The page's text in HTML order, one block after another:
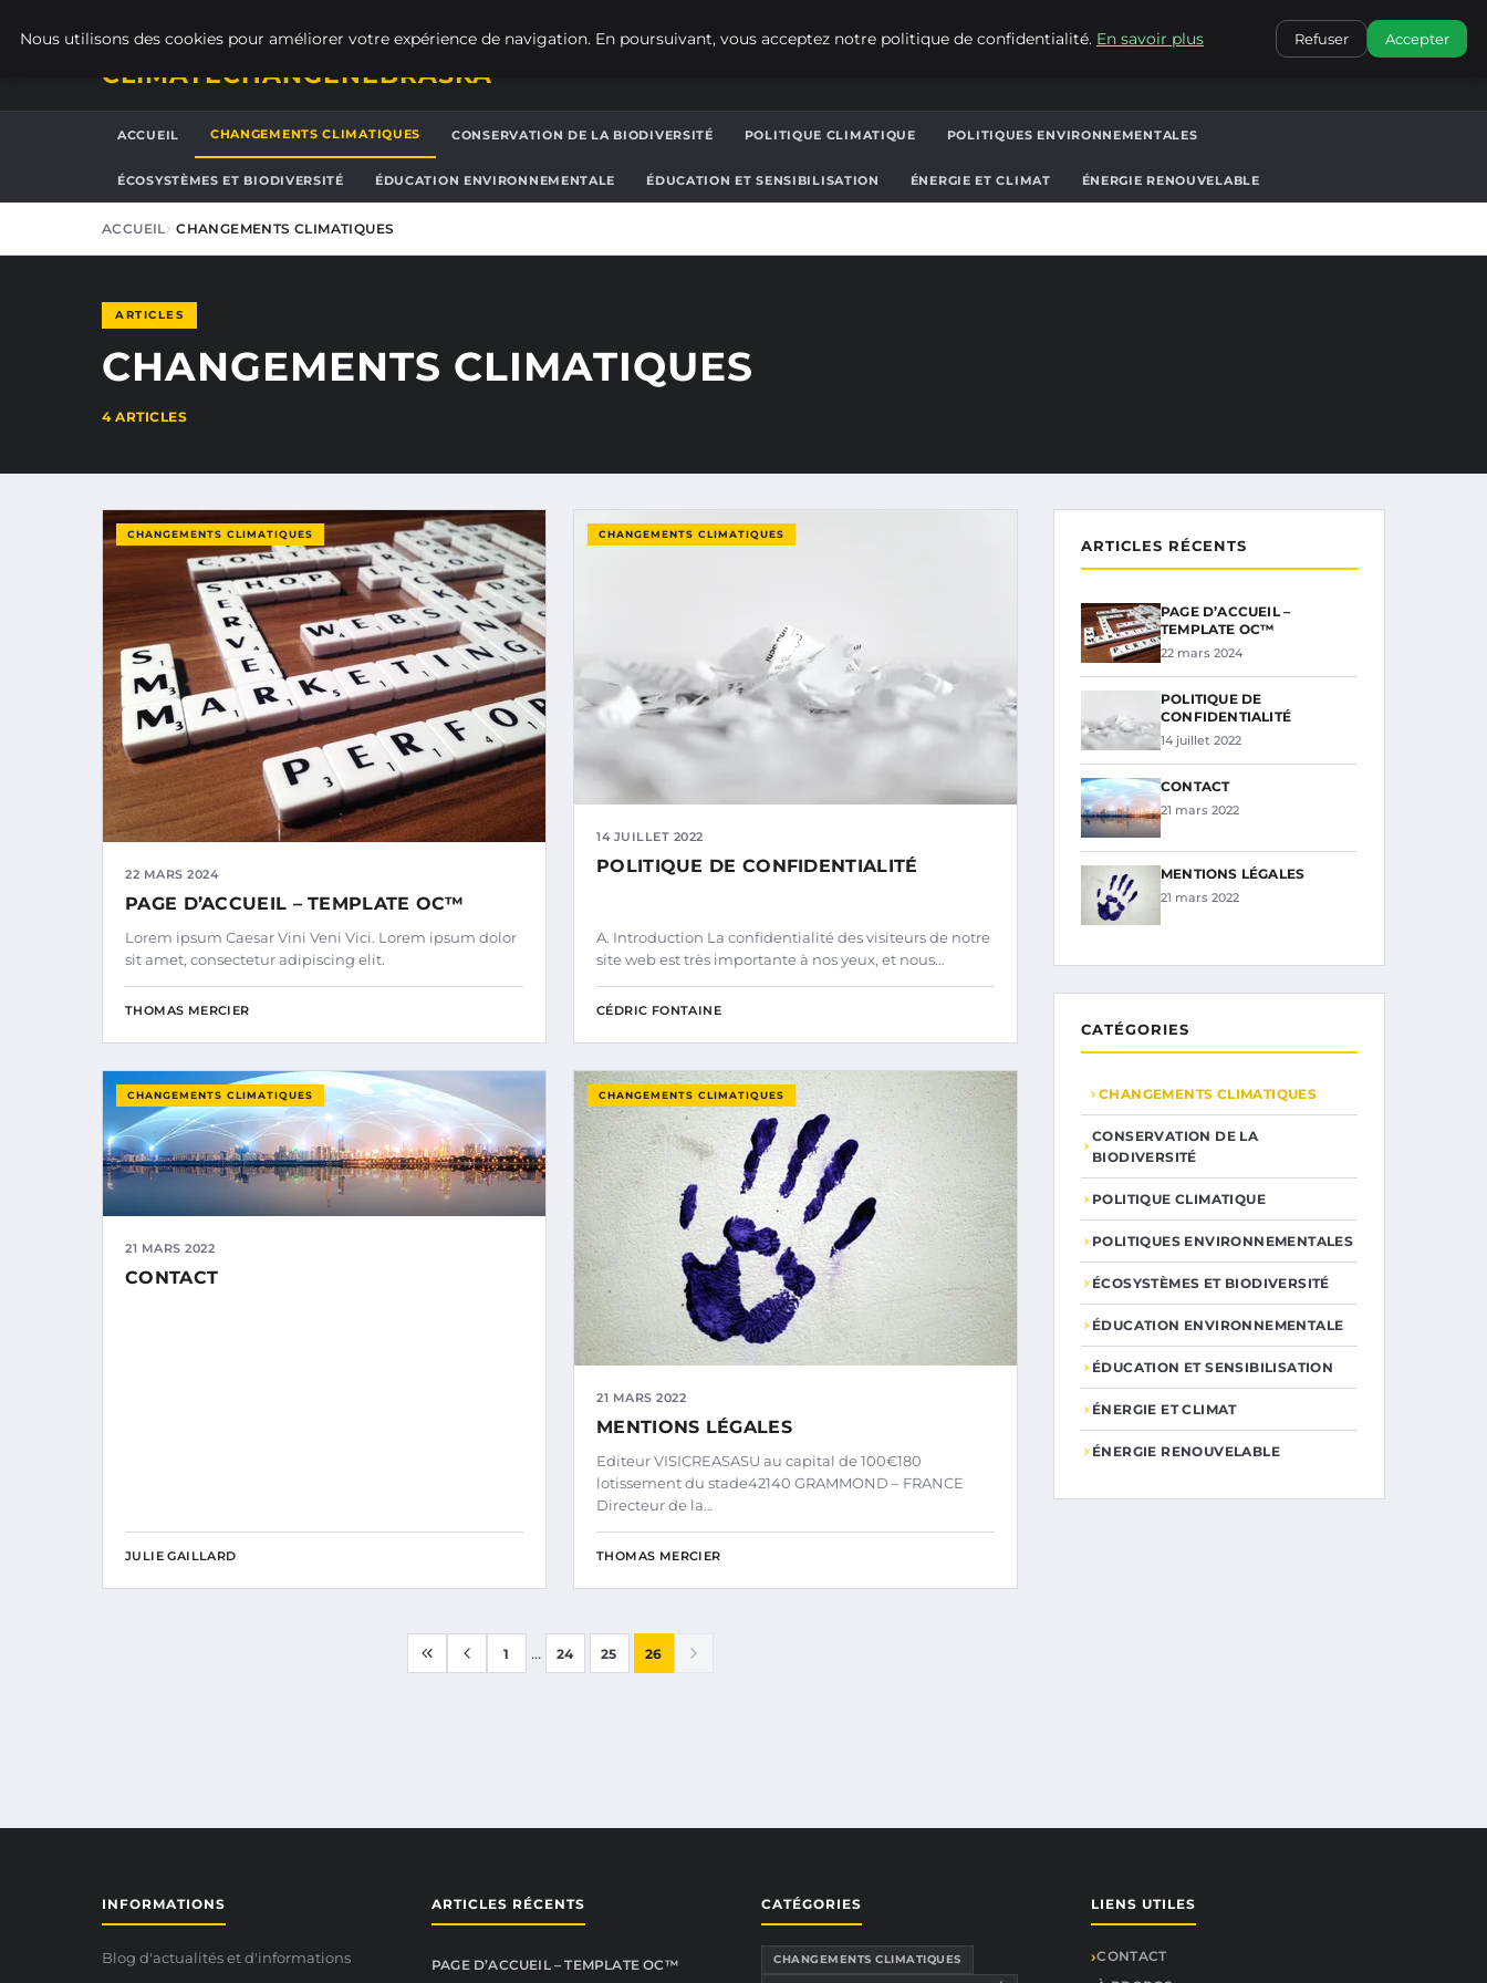
CONTACT
CLIMATECHANGENEBRASKA
ACCUEIL CHANGEMENTS CLIMATIQUES CONSERVATION DE LA BIODIVERSITÉ POLITIQUE CLIMATIQUE POLITIQUES ENVIRONNEMENTALES
ÉCOSYSTÈMES ET BIODIVERSITÉ ÉDUCATION ENVIRONNEMENTALE ÉDUCATION ET SENSIBILISATION ÉNERGIE ET CLIMAT ÉNERGIE RENOUVELABLE
ACCUEIL CHANGEMENTS CLIMATIQUES
ARTICLES
CHANGEMENTS CLIMATIQUES
4 ARTICLES
CHANGEMENTS CLIMATIQUES
22 MARS 2024
PAGE D’ACCUEIL – TEMPLATE OC™
Lorem ipsum Caesar Vini Veni Vici. Lorem ipsum dolor
sit amet, consectetur adipiscing elit.
THOMAS MERCIER
CHANGEMENTS CLIMATIQUES
14 JUILLET 2022
POLITIQUE DE CONFIDENTIALITÉ
A. Introduction La confidentialité des visiteurs de notre
site web est très importante à nos yeux, et nous…
CÉDRIC FONTAINE
CHANGEMENTS CLIMATIQUES
21 MARS 2022
CONTACT
JULIE GAILLARD
CHANGEMENTS CLIMATIQUES
21 MARS 2022
MENTIONS LÉGALES
Editeur VISICREASASU au capital de 100€180
lotissement du stade42140 GRAMMOND – FRANCE
Directeur de la…
THOMAS MERCIER
1 ... 24 25 26
ARTICLES RÉCENTS
PAGE D’ACCUEIL –
TEMPLATE OC™
22 mars 2024
POLITIQUE DE
CONFIDENTIALITÉ
14 juillet 2022
CONTACT
21 mars 2022
MENTIONS LÉGALES
21 mars 2022
CATÉGORIES
CHANGEMENTS CLIMATIQUES
CONSERVATION DE LA
BIODIVERSITÉ
POLITIQUE CLIMATIQUE
POLITIQUES ENVIRONNEMENTALES
ÉCOSYSTÈMES ET BIODIVERSITÉ
ÉDUCATION ENVIRONNEMENTALE
ÉDUCATION ET SENSIBILISATION
ÉNERGIE ET CLIMAT
ÉNERGIE RENOUVELABLE
INFORMATIONS
Blog d'actualités et d'informations
ARTICLES RÉCENTS
PAGE D’ACCUEIL – TEMPLATE OC™
CATÉGORIES
CHANGEMENTS CLIMATIQUES
LIENS UTILES
CONTACT
Nous utilisons des cookies pour améliorer votre expérience de navigation. En poursuivant, vous acceptez notre politique de confidentialité. En savoir plus Refuser Accepter